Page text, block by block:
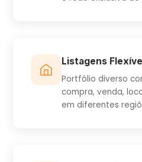
Listagens
Portfólio diverso
compra, venda,
em diferentes